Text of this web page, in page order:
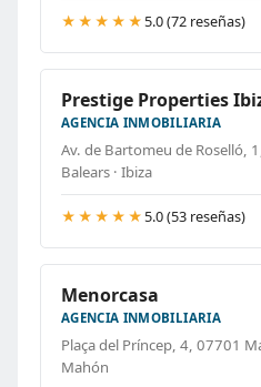
★★★★★ 5.0 (72 reseñas)
Prestige Properties
AGENCIA INMOBILIARIA
Av. de Bartomeu de Roselló,
Balears · Ibiza
★★★★★ 5.0 (53 reseñas)
Menorcasa
AGENCIA INMOBILIARIA
Plaça del Príncep, 4, 07701
Mahón